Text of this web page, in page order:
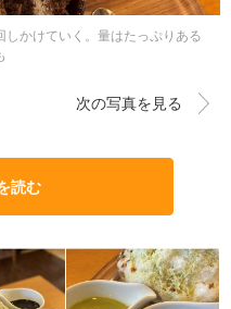
かけていく。量はたっぷりある
次の写真を見る
読む